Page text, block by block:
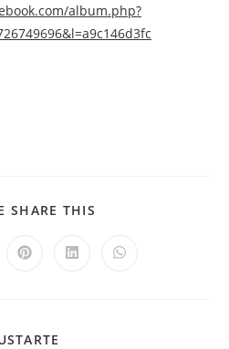
album.php?
SHARE THIS